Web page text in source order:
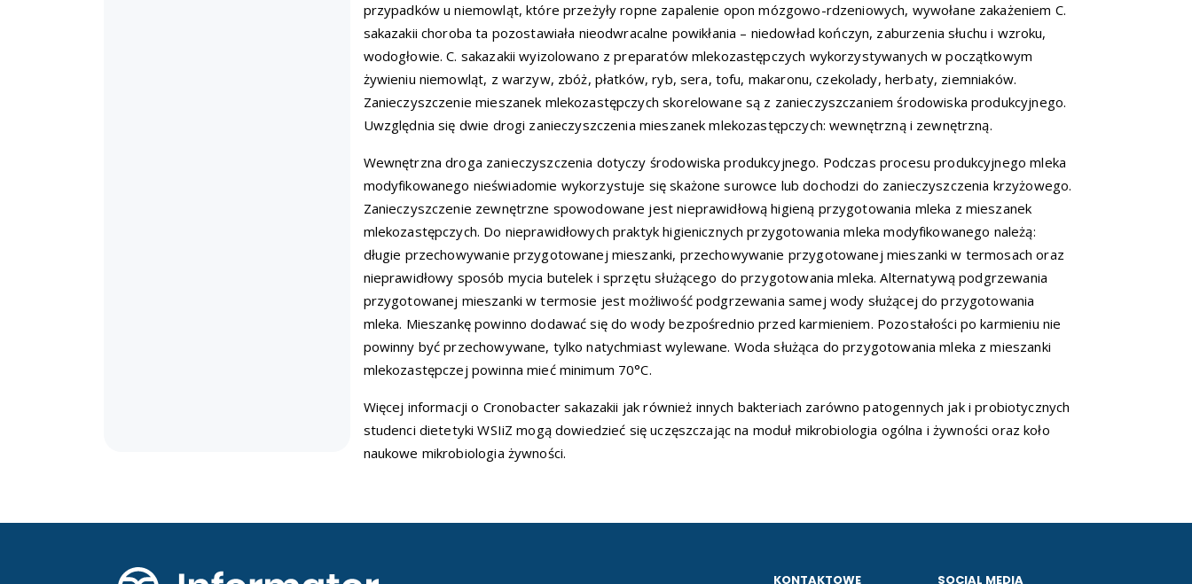
przypadków u niemowląt, które przeżyły ropne zapalenie opon mózgowo-rdzeniowych, wywołane zakażeniem C.
sakazakii choroba ta pozostawiała nieodwracalne powikłania – niedowład kończyn, zaburzenia słuchu i wzroku,
wodogłowie. C. sakazakii wyizolowano z preparatów mlekozastępczych wykorzystywanych w początkowym
żywieniu niemowląt, z warzyw, zbóż, płatków, ryb, sera, tofu, makaronu, czekolady, herbaty, ziemniaków.
Zanieczyszczenie mieszanek mlekozastępczych skorelowane są z zanieczyszczaniem środowiska produkcyjnego.
Uwzględnia się dwie drogi zanieczyszczenia mieszanek mlekozastępczych: wewnętrzną i zewnętrzną.
Wewnętrzna droga zanieczyszczenia dotyczy środowiska produkcyjnego. Podczas procesu produkcyjnego mleka
modyfikowanego nieświadomie wykorzystuje się skażone surowce lub dochodzi do zanieczyszczenia krzyżowego.
Zanieczyszczenie zewnętrzne spowodowane jest nieprawidłową higieną przygotowania mleka z mieszanek
mlekozastępczych. Do nieprawidłowych praktyk higienicznych przygotowania mleka modyfikowanego należą:
długie przechowywanie przygotowanej mieszanki, przechowywanie przygotowanej mieszanki w termosach oraz
nieprawidłowy sposób mycia butelek i sprzętu służącego do przygotowania mleka. Alternatywą podgrzewania
przygotowanej mieszanki w termosie jest możliwość podgrzewania samej wody służącej do przygotowania
mleka. Mieszankę powinno dodawać się do wody bezpośrednio przed karmieniem. Pozostałości po karmieniu nie
powinny być przechowywane, tylko natychmiast wylewane. Woda służąca do przygotowania mleka z mieszanki
mlekozastępczej powinna mieć minimum 70°C.
Więcej informacji o Cronobacter sakazakii jak również innych bakteriach zarówno patogennych jak i probiotycznych
studenci dietetyki WSIiZ mogą dowiedzieć się uczęszczając na moduł mikrobiologia ogólna i żywności oraz koło
naukowe mikrobiologia żywności.
KONTAKTOWE SOCIAL MEDIA